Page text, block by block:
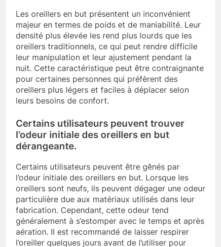
Les oreillers en but présentent un inconvénient
majeur en termes de poids et de maniabilité. Leur
densité plus élevée les rend plus lourds que les
oreillers traditionnels, ce qui peut rendre difficile
leur manipulation et leur ajustement pendant la
nuit. Cette caractéristique peut être contraignante
pour certaines personnes qui préfèrent des
oreillers plus légers et faciles à déplacer selon
leurs besoins de confort.
Certains utilisateurs peuvent trouver
l’odeur initiale des oreillers en but
dérangeante.
Certains utilisateurs peuvent être gênés par
l’odeur initiale des oreillers en but. Lorsque les
oreillers sont neufs, ils peuvent dégager une odeur
particulière due aux matériaux utilisés dans leur
fabrication. Cependant, cette odeur tend
généralement à s’estomper avec le temps et après
aération. Il est recommandé de laisser respirer
l’oreiller quelques jours avant de l’utiliser pour